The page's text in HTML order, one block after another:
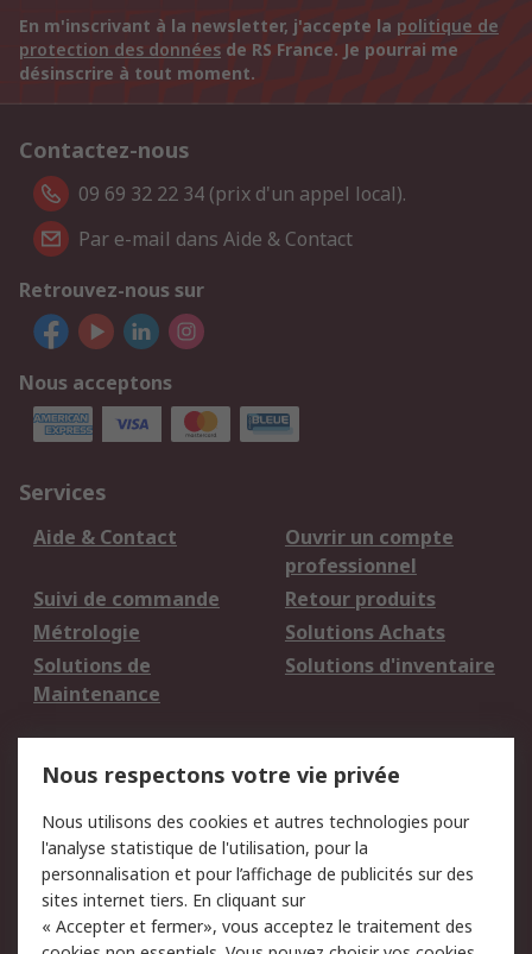
En m'inscrivant à la newsletter, j'accepte la politique de
protection des données de RS France. Je pourrai me
désinscrire à tout moment.
Contactez-nous
09 69 32 22 34 (prix d'un appel local).
Par e-mail dans Aide & Contact
Retrouvez-nous sur
Nous acceptons
Services
Aide & Contact
Ouvrir un compte
professionnel
Suivi de commande
Retour produits
Métrologie
Solutions Achats
Solutions de
Maintenance
Solutions d'inventaire
du site
Politique de protection
des données - Mise à
jour
Sécurité des E-mails
Nous respectons votre vie privée
Nous utilisons des cookies et autres technologies pour
l'analyse statistique de l'utilisation, pour la
personnalisation et pour l’affichage de publicités sur des
sites internet tiers. En cliquant sur
« Accepter et fermer», vous acceptez le traitement des